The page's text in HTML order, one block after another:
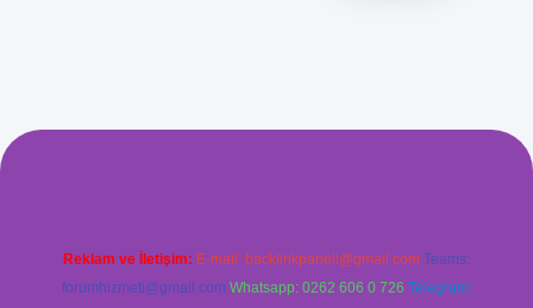
Reklam ve İletişim: E-mail: backlinkpaneli@gmail.com Teams:
forumhizmeti@gmail.com Whatsapp: 0262 606 0 726 Telegram: